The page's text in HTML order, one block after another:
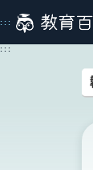
到
主
:::
:::